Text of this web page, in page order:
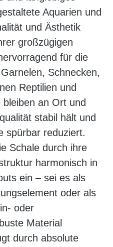
Aquarien und
und Ästhetik
großzügigen
für die
Schnecken,
Reptilien und
an Ort und
stabil hält und
spürbar reduziert.
Schale durch ihre
harmonisch in
ein – sei es als
oder als
oder
Material
durch absolute